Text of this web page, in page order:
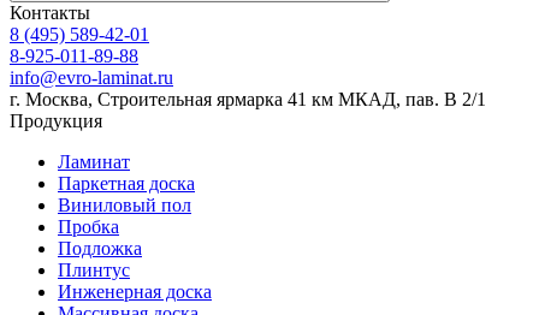
Контакты
8 (495) 589-42-01
8-925-011-89-88
info@evro-laminat.ru
г. Москва, Строительная ярмарка 41 км МКАД, пав. В 2/1
Продукция
Ламинат
Паркетная доска
Виниловый пол
Пробка
Подложка
Плинтус
Инженерная доска